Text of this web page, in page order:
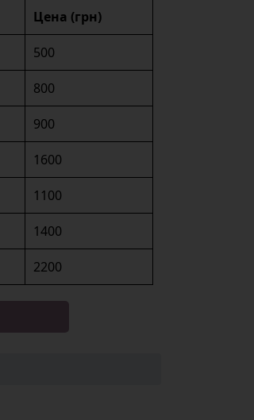
Цена (грн)
500
800
900
1600
1100
1400
2200